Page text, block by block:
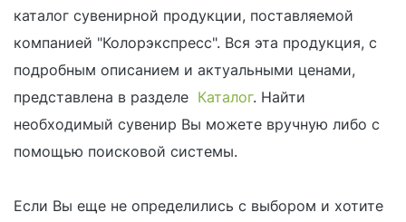
каталог сувенирной продукции, поставляемой
компанией "Колорэкспресс". Вся эта продукция, с
подробным описанием и актуальными ценами,
представлена в разделе Каталог. Найти
необходимый сувенир Вы можете вручную либо с
помощью поисковой системы.
Если Вы еще не определились с выбором и хотите